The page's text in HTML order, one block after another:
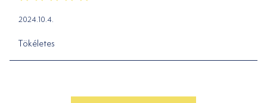
2024.10.4.
Tökéletes